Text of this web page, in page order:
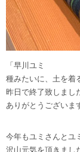
「早川ユミ
種みたいに、土を着
昨日で終了致しまし
ありがとうございま
今年もユミさんとユ
沢山元気を頂きまし